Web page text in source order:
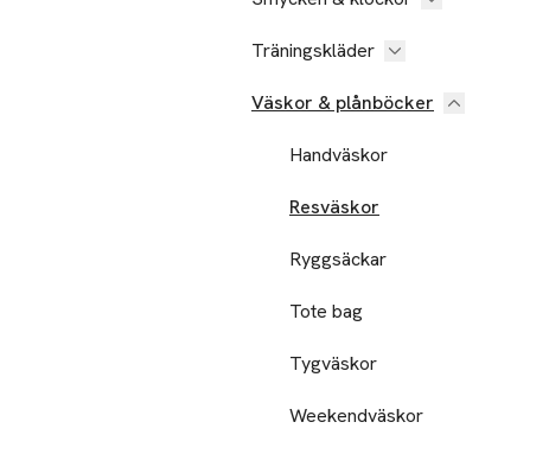
Träningskläder
Väskor & plånböcker
Handväskor
Resväskor
Ryggsäckar
Tote bag
Tygväskor
Weekendväskor